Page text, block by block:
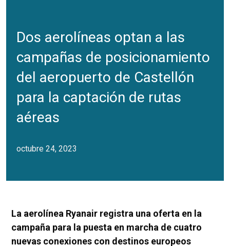
Dos aerolíneas optan a las
campañas de posicionamiento
del aeropuerto de Castellón
para la captación de rutas
aéreas
octubre 24, 2023
La aerolínea Ryanair registra una oferta en la
campaña para la puesta en marcha de cuatro
nuevas conexiones con destinos europeos